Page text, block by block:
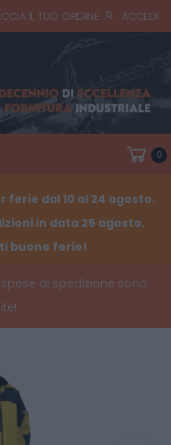
IL TUO ORDINE ACCEDI
0
ferie dal 10 al 24 agosto.
in data 25 agosto.
buone ferie!
di spedizione sono